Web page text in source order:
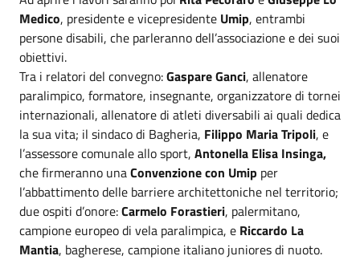
Medico, presidente e vicepresidente Umip, entrambi
persone disabili, che parleranno dell’associazione e dei suoi
obiettivi.
Tra i relatori del convegno:Gaspare Ganci, allenatore
paralimpico, formatore, insegnante, organizzatore di tornei
internazionali, allenatore di atleti diversabili ai quali dedica
la sua vita; il sindaco di Bagheria, Filippo Maria Tripoli, e
l’assessore comunale allo sport, Antonella Elisa Insinga,
che firmeranno unaConvenzione con Umip per
l’abbattimento delle barriere architettoniche nel territorio;
due ospiti d’onore:Carmelo Forastieri, palermitano,
campione europeo di vela paralimpica, e Riccardo La
Mantia, bagherese, campione italiano juniores di nuoto.